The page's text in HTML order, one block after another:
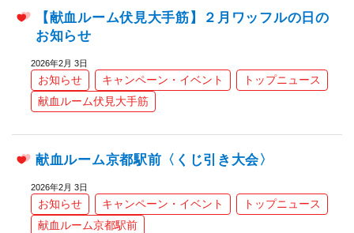
【献血ルーム伏見大手筋】２月ワッフルの日の
お知らせ
2026年2月 3日
お知らせ キャンペーン・イベント
トップニュース
献血ルーム伏見大手筋
献血ルーム京都駅前〈くじ引き大会〉
2026年2月 3日
お知らせ キャンペーン・イベント
トップニュース
献血ルーム京都駅前